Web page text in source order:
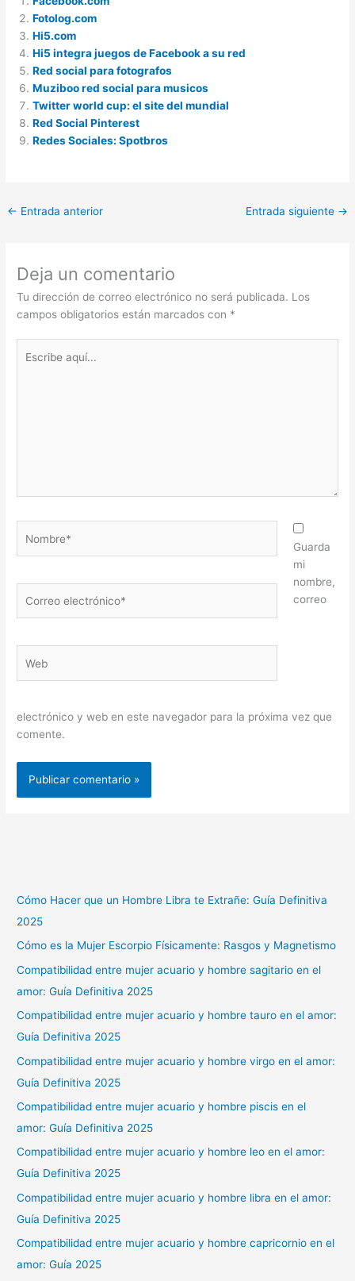
Fotolog.com
Hi5.com
Hi5 integra juegos de Facebook a su red
Red social para fotografos
Muziboo red social para musicos
Twitter world cup: el site del mundial
Red Social Pinterest
Redes Sociales: Spotbros
← Entrada anterior Entrada siguiente →
Deja un comentario
Tu dirección de correo electrónico no será publicada. Los
campos obligatorios están marcados con *
aquí...
electrónico*
Guarda
mi
nombre,
correo
electrónico y web en este navegador para la próxima vez que
comente.
Cómo Hacer que un Hombre Libra te Extrañe: Guía Definitiva
2025
Cómo es la Mujer Escorpio Físicamente: Rasgos y Magnetismo
Compatibilidad entre mujer acuario y hombre sagitario en el
amor: Guía Definitiva 2025
Compatibilidad entre mujer acuario y hombre tauro en el amor:
Guía Definitiva 2025
Compatibilidad entre mujer acuario y hombre virgo en el amor:
Guía Definitiva 2025
Compatibilidad entre mujer acuario y hombre piscis en el
amor: Guía Definitiva 2025
Compatibilidad entre mujer acuario y hombre leo en el amor:
Guía Definitiva 2025
Compatibilidad entre mujer acuario y hombre libra en el amor:
Guía Definitiva 2025
Compatibilidad entre mujer acuario y hombre capricornio en el
amor: Guía 2025